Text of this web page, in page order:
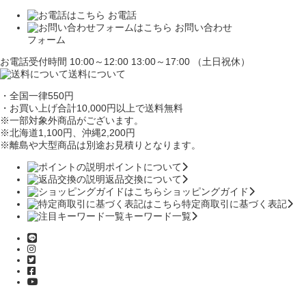
お電話
お問い合わせ
フォーム
お電話受付時間 10:00～12:00 13:00～17:00 （土日祝休）
送料について
・全国一律550円
・お買い上げ合計10,000円 以上で送料無料
※一部対象外商品がございます。
※北海道1,100円、沖縄2,200円
※離島や大型商品は別途お見積りとなります。
ポイントについて
返品交換について
ショッピングガイド
特定商取引に基づく表記
キーワード一覧